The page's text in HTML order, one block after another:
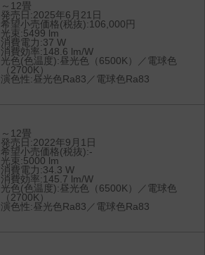
～12畳
発売日:2025年6月21日
希望小売価格(税抜):106,000円
光束:5499 lm
消費電力:37 W
消費効率:148.6 lm/W
光色(色温度):昼光色（6500K）／電球色
（2700K）
演色性:昼光色Ra83／電球色Ra83
～12畳
発売日:2022年9月1日
希望小売価格(税抜):-
光束:5000 lm
消費電力:34.3 W
消費効率:145.7 lm/W
光色(色温度):昼光色（6500K）／電球色
（2700K）
演色性:昼光色Ra83／電球色Ra83